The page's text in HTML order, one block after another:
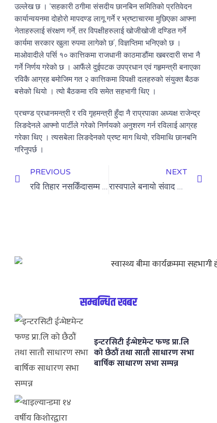
उल्लेख छ । ‘सहकारी ठगीमा संसदीय छानबिन समितिको प्रतिवेदन
कार्यान्वयनमा दोहोरो मापदण्ड लागू गर्ने र भ्रष्टाचारमा मुछिएका आफ्ना
नेताहरुलाई संरक्षण गर्ने, तर विपक्षीहरुलाई खोजीखोजी दण्डित गर्ने
कार्यमा सरकार खुला रुपमा लागेको छ’, विज्ञप्तिमा भनिएको छ ।
माओवादीले पर्सि १० कात्तिकमा राजधानी काठमाडौंमा खबरदारी सभा नै
गर्ने निर्णय गरेको छ । आफैंले दुईपटक उपप्रधान एवं गहृमन्त्री बनाएका
रविकै आग्रह बमोजिम गत २ कात्तिकमा विपक्षी दलहरुको संयुक्त बैठक
बसेको थियो । त्यो बैठकमा रवि समेत सहभागी थिए ।
प्रचण्ड प्रधानमन्त्री र रवि गृहमन्त्री हुँदा नै राप्रपाका अध्यक्ष राजेन्द्र
लिङदेनले आफ्नो पार्टीले गरेको निर्णयको अनुशरण गर्न रविलाई आग्रह
गरेका थिए । त्यसबेला लिङदेनको प्रष्ट माग थियो, रविमाथि छानबनि
गरिनुपर्छ ।
PREVIOUS
रवि तिहार नसकिँदासम्म हिरासतमै रहने
NEXT
रास्वपाले बनायो संवाद समिति
सम्बन्धित खबर
इन्टरसिटी ईन्भेष्टमेन्ट फण्ड प्रा.लि
को छैठौं तथा सातौ साधारण सभा
बार्षिक साधारण सभा सम्पन्न